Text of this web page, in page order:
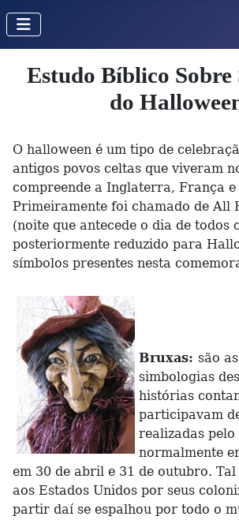
Estudo Bíblico Sobre
do
O halloween é um tipo de
antigos povos celtas que viveram
compreende a Inglaterra, França e
Primeiramente foi chamado de All
(noite que antecede o dia de todos
posteriormente reduzido para
símbolos presentes nesta
Bruxas: são
simbologias
histórias
participavam
realizadas pelo
normalmente
em 30 de abril e 31 de outubro.
aos Estados Unidos por seus
partir daí se espalhou por todo o